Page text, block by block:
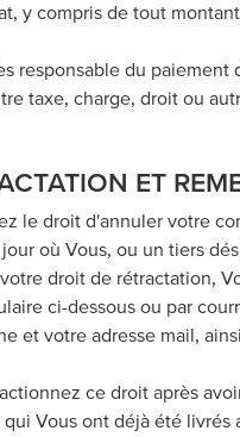
y compris de tout
responsable du
taxe, charge, droit ou
ET
le droit d'annuler votre
où Vous, ou un tiers
droit de rétractation,
ci-dessous ou par
et votre adresse mail,
ce droit après
qui Vous ont déjà été